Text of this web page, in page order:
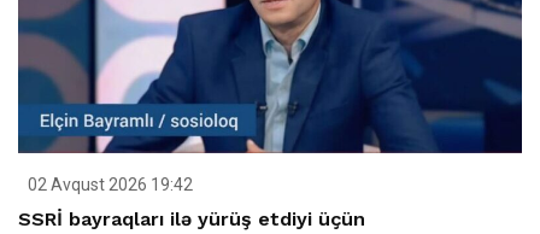
02 Avqust 2026 19:42
SSRİ bayraqları ilə yürüş etdiyi üçün